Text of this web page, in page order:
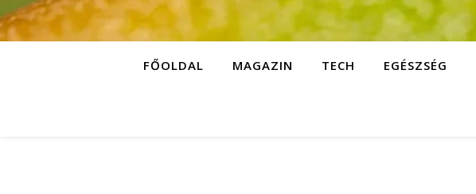
FŐOLDAL MAGAZIN TECH EGÉSZSÉG